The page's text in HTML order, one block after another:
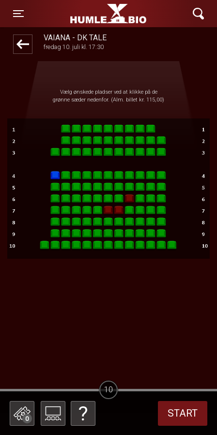
Toggle navigation
Humle Bio
VAIANA - DK TALE
fredag 10. juli kl. 17:30
Vælg ønskede pladser ved at klikke på de
grønne sæder nedenfor. (Alm. billet kr. 115,00)
0 START
10
1step-front02 090350